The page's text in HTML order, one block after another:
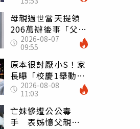
臉 醫揭3類人別亂
喝
母親過世當天提領
206萬辦後事「父子
遭判刑」 律師：
搶錢先下手是罪
2026-08-07
09:55
原本很討厭小S！家
長曝「校慶1舉動」
讓她徹底改觀 網
友洗版認證
2026-08-08
11:03
亡妹慘遭公公毒
手 表姊憶父親節